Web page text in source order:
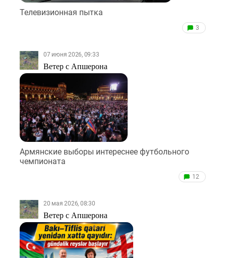
Телевизионная пытка
3
07 июня 2026, 09:33
Ветер с Апшерона
Армянские выборы интереснее футбольного
чемпионата
12
20 мая 2026, 08:30
Ветер с Апшерона